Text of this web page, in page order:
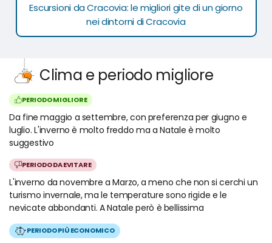
Escursioni da Cracovia: le migliori gite di un giorno
nei dintorni di Cracovia
Clima e periodo migliore
PERIODO MIGLIORE
Da fine maggio a settembre, con preferenza per giugno e
luglio. L'inverno è molto freddo ma a Natale è molto
suggestivo
PERIODO DA EVITARE
L'inverno da novembre a Marzo, a meno che non si cerchi un
turismo invernale, ma le temperature sono rigide e le
nevicate abbondanti. A Natale però è bellissima
PERIODO PIÙ ECONOMICO